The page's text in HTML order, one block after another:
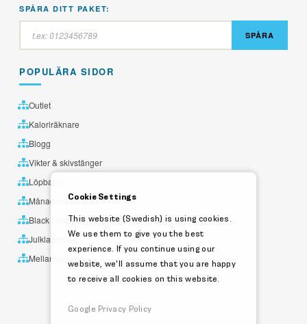
SPÅRA DITT PAKET:
SPÅRA
POPULÄRA SIDOR
Outlet
Kaloriräknare
Blogg
Vikter & skivstänger
Löpband
Månadens utvalda
Black Friday
Julklappstips
Mellandagsrea
Cookie Settings
This website (Swedish) is using cookies.
We use them to give you the best
experience. If you continue using our
website, we'll assume that you are happy
to receive all cookies on this website.
Google Privacy Policy